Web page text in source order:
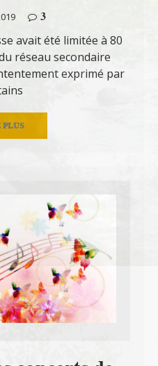
3
avait été limitée à 80
réseau secondaire
exprimé par